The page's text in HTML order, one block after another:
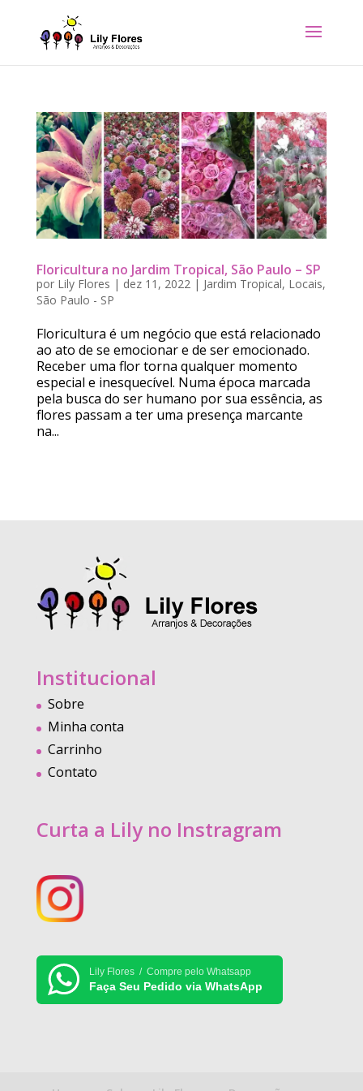
Floricultura no Jardim Tropical, São Paulo – SP
por Lily Flores | dez 11, 2022| Jardim Tropical, Locais,
São Paulo - SP
Floricultura é um negócio que está relacionado
ao ato de se emocionar e de ser emocionado.
Receber uma flor torna qualquer momento
especial e inesquecível. Numa época marcada
pela busca do ser humano por sua essência, as
flores passam a ter uma presença marcante
na...
Institucional
Sobre
Minha conta
Carrinho
Contato
Curta a Lily no Instragram
Lily Flores / Compre pelo Whatsapp
Faça Seu Pedido via WhatsApp